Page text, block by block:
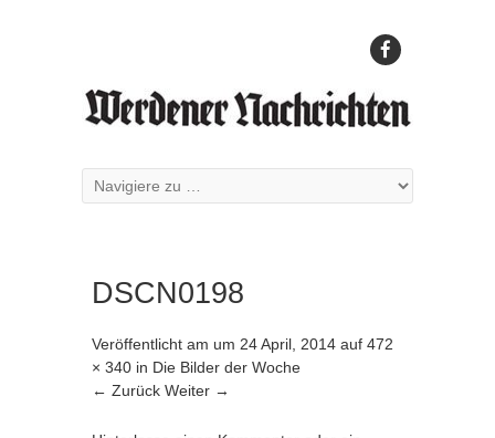
DSCN0198
Veröffentlicht am um 24 April, 2014 auf 472
× 340 in Die Bilder der Woche
← Zurück Weiter →